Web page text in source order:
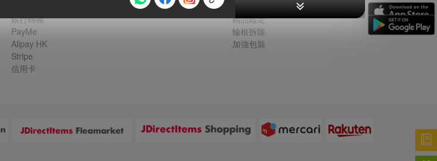
FPS 轉數快 / Tap & Go 拍住賞 - FPS
銀行轉帳
PayMe
Alipay HK
Stripe
信用卡
鐵壺漏水檢測
精品鑑定
輪框拆除
加強包裝